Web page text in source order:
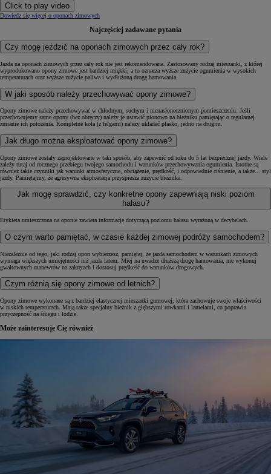
Click to play video
Dowiedz się więcej o oponach zimowych
Najczęściej zadawane pytania
Czy mogę jeździć na oponach zimowych przez cały rok?
Jazda na oponach zimowych przez cały rok nie jest rekomendowana. Zastosowany rodzaj mieszanki, z której
wyprodukowano opony zimowe jest bardziej miękki, a to oznacza wyższe zużycie ogumienia w wysokich
temperaturach oraz wyższe zużycie paliwa i wydłużoną drogę hamowania.
W jaki sposób należy przechowywać opony zimowe?
Opony zimowe należy przechowywać w chłodnym, suchym i nienasłonecznionym pomieszczeniu. Jeśli
przechowujemy same opony (bez obręczy) należy je ustawić pionowo na bieżniku pamiętając o regularnej
zmianie ich położenia. Kompletne koła (z felgami) należy układać płasko, jedno na drugim.
Jak długo można eksploatować opony zimowe?
Opony zimowe zostały zaprojektowane w taki sposób, aby zapewnić od roku do 5 lat bezpiecznej jazdy. Wiele
zależy tutaj od rocznego przebiegu twojego samochodu i warunków przechowywania ogumienia. Istotne są
również takie czynniki jak warunki atmosferyczne, obciążenie, prędkość, i odpowiednie ciśnienie, a także... styl
jazdy. Pamiętajmy, że agresywna eksploatacja przyspiesza zużycie bieżnika.
Jak mogę sprawdzić, czy konkretne opony zapewniają niski poziom
hałasu?
Etykieta umieszczona na oponie zawiera informację dotyczącą poziomu hałasu wyrażoną w decybelach.
O czym warto pamiętać, w czasie każdej zimowej podróży samochodem?
Niezależnie od tego, jaki rodzaj opon wybierzesz, pamiętaj, że jazda samochodem w warunkach zimowych
wymaga większych umiejętności niż jazda latem. Miej na uwadze dłuższą drogę hamowania, nie wykonuj
gwałtownych manewrów na zakrętach i dostosuj prędkość do warunków drogowych.
Czym różnią się opony zimowe od letnich?
Opony zimowe wykonane są z bardziej elastycznej mieszanki gumowej, która zachowuje swoje właściwości
w niskich temperaturach. Mają także specjalny bieżnik z głębszymi rowkami i lamelami, co poprawia
przyczepność na śniegu i lodzie.
Może zainteresuje Cię również